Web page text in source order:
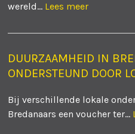
wereld... Lees meer
DUURZAAMHEID IN
ONDERSTEUND DOOR
Bij verschillende lokale
Bredanaars een voucher ter...